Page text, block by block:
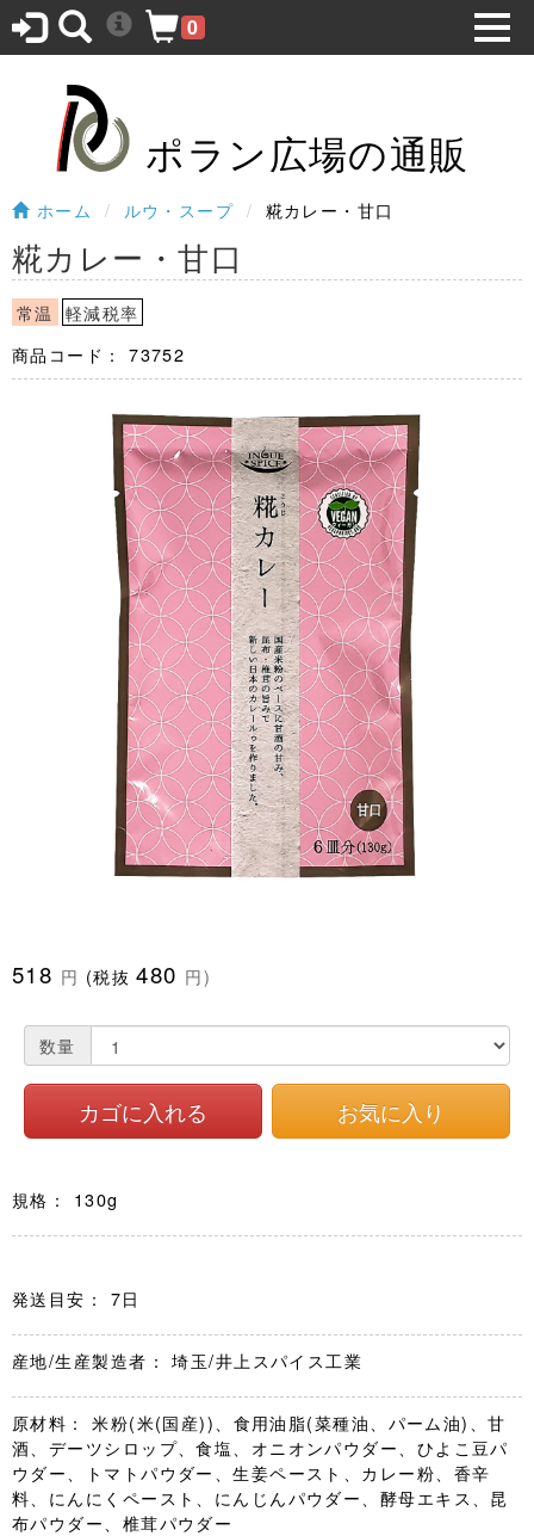
ポラン広場の通販
0
ホーム ルウ・スープ 糀カレー・甘口
糀カレー・甘口
常温
軽減税率
商品コード：
73752
518 円 (税抜 480 円)
数量
規格： 130g
発送目安： 7日
産地/生産製造者： 埼玉/井上スパイス工業
原材料： 米粉(米(国産))、食用油脂(菜種油、パーム油)、甘
酒、デーツシロップ、食塩、オニオンパウダー、ひよこ豆パ
ウダー、トマトパウダー、生姜ペースト、カレー粉、香辛
料、にんにくペースト、にんじんパウダー、酵母エキス、昆
布パウダー、椎茸パウダー